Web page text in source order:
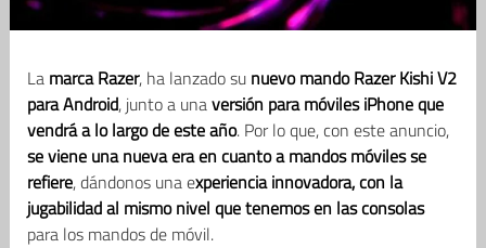
La marca Razer, ha lanzado su nuevo mando Razer Kishi V2
para Android, junto a unaversión para móviles iPhone que
vendrá a lo largo de este año. Por lo que, con este anuncio,
se viene una nueva era en cuanto a mandos móviles se
refiere, dándonos una experiencia innovadora, con la
jugabilidad al mismo nivel que tenemos en las consolas
para los mandos de móvil.